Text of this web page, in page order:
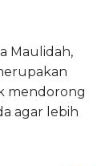
Maulidah,
mendorong
agar lebih